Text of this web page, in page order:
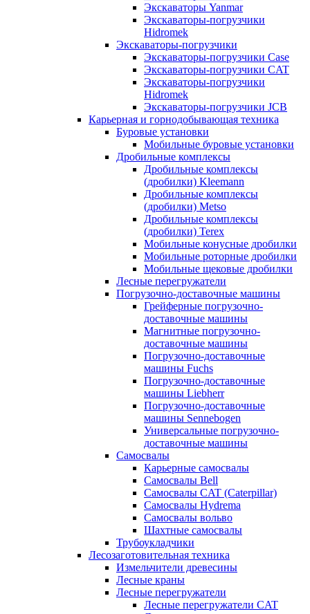
Экскаваторы Yanmar
Экскаваторы-погрузчики
Hidromek
Экскаваторы-погрузчики
Экскаваторы-погрузчики Case
Экскаваторы-погрузчики CAT
Экскаваторы-погрузчики
Hidromek
Экскаваторы-погрузчики JCB
Карьерная и горнодобывающая техника
Буровые установки
Мобильные буровые установки
Дробильные комплексы
Дробильные комплексы
(дробилки) Kleemann
Дробильные комплексы
(дробилки) Metso
Дробильные комплексы
(дробилки) Terex
Мобильные конусные дробилки
Мобильные роторные дробилки
Мобильные щековые дробилки
Лесные перегружатели
Погрузочно-доставочные машины
Грейферные погрузочно-
доставочные машины
Магнитные погрузочно-
доставочные машины
Погрузочно-доставочные
машины Fuchs
Погрузочно-доставочные
машины Liebherr
Погрузочно-доставочные
машины Sennebogen
Универсальные погрузочно-
доставочные машины
Самосвалы
Карьерные самосвалы
Самосвалы Bell
Самосвалы CAT (Caterpillar)
Самосвалы Hydrema
Самосвалы вольво
Шахтные самосвалы
Трубоукладчики
Лесозаготовительная техника
Измельчители древесины
Лесные краны
Лесные перегружатели
Лесные перегружатели CAT